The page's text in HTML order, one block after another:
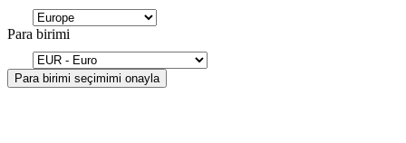
Para birimi
Para birimi seçimimi onayla